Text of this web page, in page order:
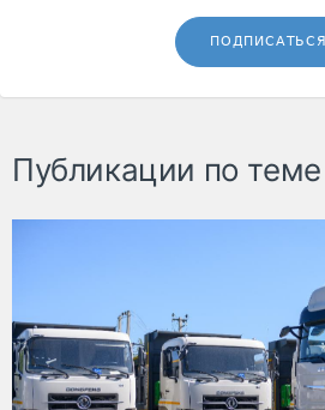
ПОДПИСАТЬСЯ
Публикации по теме